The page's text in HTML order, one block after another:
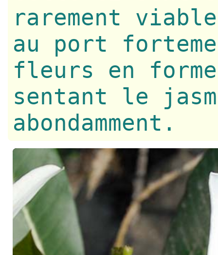
rarement
au port
fleurs en
sentant le
abondamment.